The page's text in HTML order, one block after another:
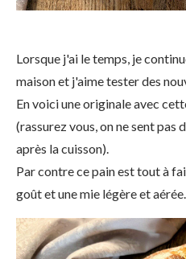
Lorsque j'ai le temps, je
maison et j'aime tester des
En voici une originale avec
(rassurez vous, on ne sent pas
après la cuisson).
Par contre ce pain est tout à
goût et une mie légère et